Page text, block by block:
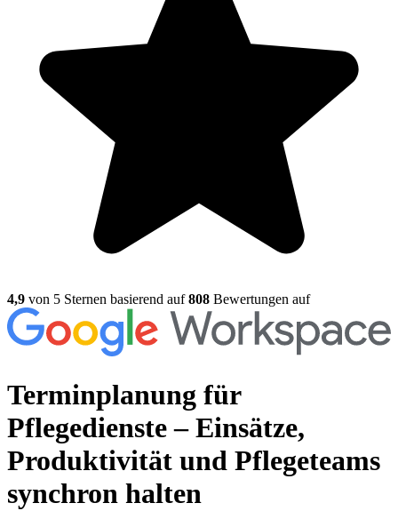
4,9 von 5 Sternen basierend auf808 Bewertungen auf
Terminplanung für
Pflegedienste– Einsätze,
Produktivität und Pflegeteams
synchron halten